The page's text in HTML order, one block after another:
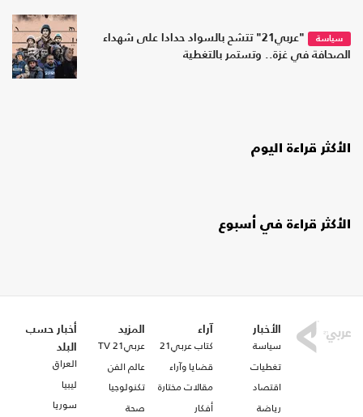
سياسة
"عربي21" تتشح بالسواد حدادا على شهداء
الصحافة في غزة.. وتستمر بالتغطية
الأكثر قراءة اليوم
الأكثر قراءة في أسبوع
الأخبار
سياسة
تغطيات
اقتصاد
رياضة
آراء
كتاب عربي21
قضايا وآراء
مقالات مختارة
أفكار
المزيد
عربي21 TV
عالم الفن
تكنولوجيا
صحة
أخبار حسب
البلد
العراق
ليبيا
سوريا